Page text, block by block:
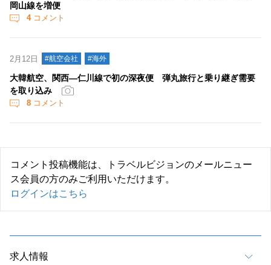
岡山線を増便
4コメント
2月12日 #航空会社 #海外
大韓航空、関西―仁川線で初の深夜便 弾丸旅行と乗り継ぎ需要
を取り込み
8 コメント
コメント投稿機能は、トラベルビジョンのメールニュー
ス会員の方のみご利用いただけます。
ログインはこちら
求人情報